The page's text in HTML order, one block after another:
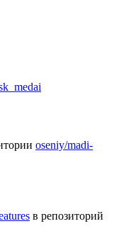
oseniy/madi-
в репозиторий